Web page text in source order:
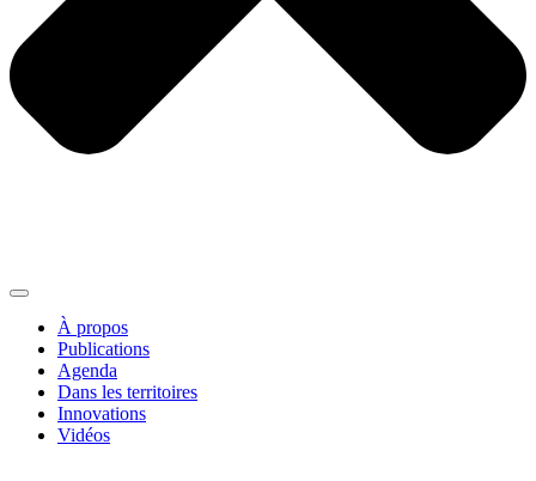
À propos
Publications
Agenda
Dans les territoires
Innovations
Vidéos